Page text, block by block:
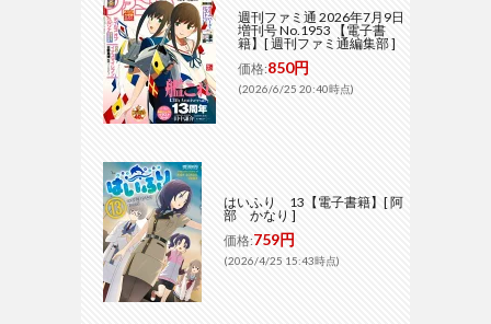
週刊ファミ通 2026年7月9日
増刊号 No.1953 【電子書
籍】[ 週刊ファミ通編集部 ]
価格:850円
(2026/6/25 20:40時点)
はいふり 13【電子書籍】[ 阿
部 かなり ]
価格:759円
(2026/4/25 15:43時点)